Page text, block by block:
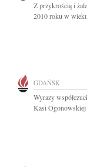
Z przykrością i
2010 roku w
GDAŃSK
Wyrazy
Kasi Ogonowskiej